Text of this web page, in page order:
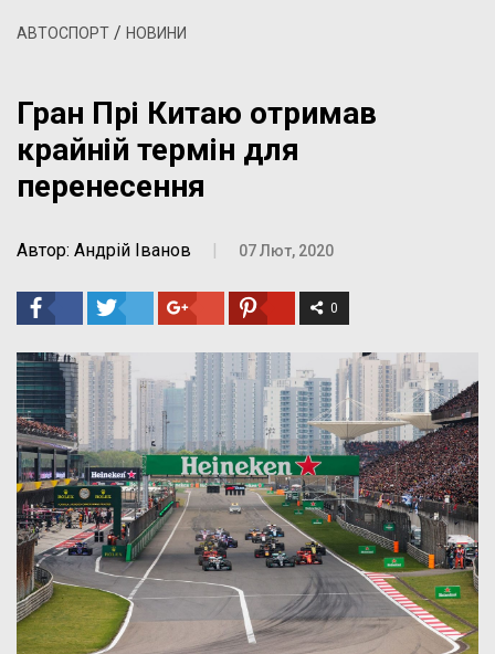
АВТОСПОРТ / НОВИНИ
Гран Прі Китаю отримав
крайній термін для
перенесення
Автор: Андрій Іванов | 07 Лют, 2020
0